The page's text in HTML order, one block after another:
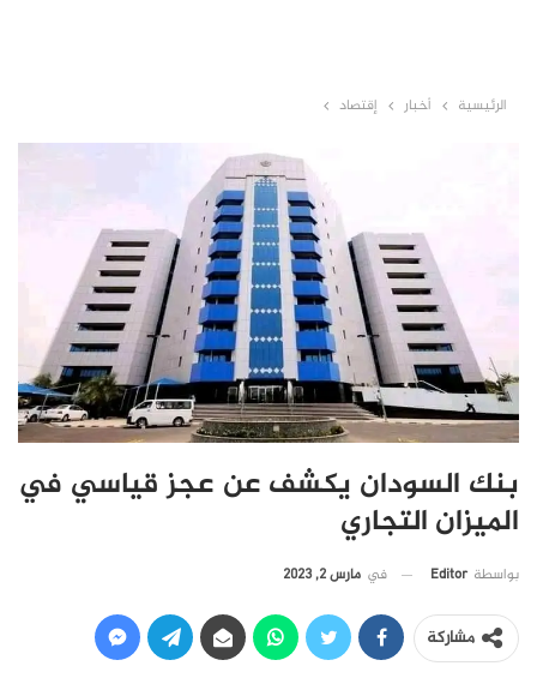
الرئيسية أخبار إقتصاد
بنك السودان يكشف عن عجز قياسي في
الميزان التجاري
بواسطة Editor في مارس 2, 2023
مشاركة